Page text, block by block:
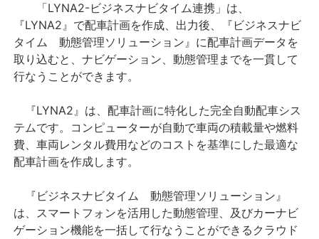
「LYNA2-ビジネスナビタイム連携」は、
『LYNA2』で配車計画を作成、出力後、『ビジネスナビ
タイム 動態管理ソリューション』に配車計画データを
取り込むと、ナビゲーション、動態管理までを一貫して
行なうことができます。
『LYNA2』は、配車計画に特化した完全自動配車シス
テムです。コンピューターが自動で車両の積載量や燃料
費、車両レンタル費用などのコストを基準にした最適な
配車計画を作成します。
『ビジネスナビタイム 動態管理ソリューション』
は、スマートフォンを活用した動態管理、及びカーナビ
ゲーション機能を一括して行なうことができるクラウド